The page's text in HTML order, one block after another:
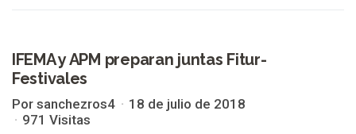
FESTIVALES IMPACTO ECONÓMICO
IFEMA y APM preparan juntas Fitur-
Festivales
Por sanchezros4
18 de julio de 2018
971 Visitas